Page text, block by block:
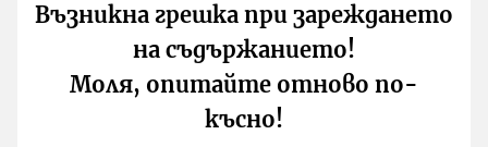
Възникна грешка при зареждането
на съдържанието!
Моля, опитайте отново по-
късно!